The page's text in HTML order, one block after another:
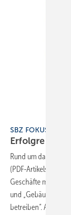
SBZ FOKUS 1
Erfolgreich
Rund um das
(PDF-
Geschäfte mit
und
betreiben“.